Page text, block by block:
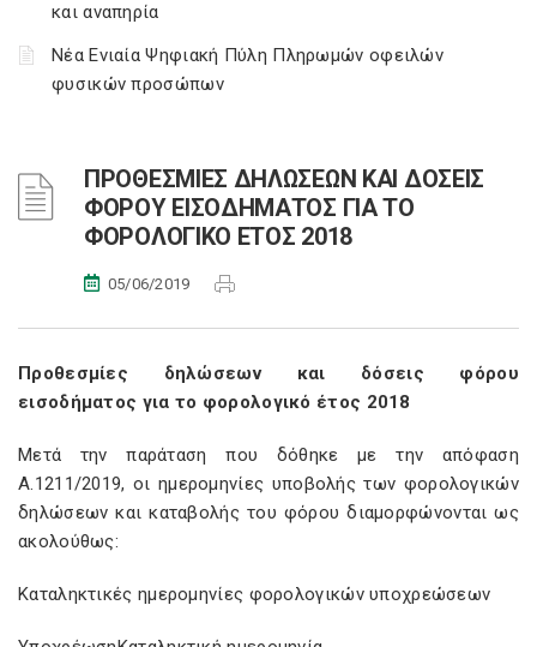
και αναπηρία
Νέα Ενιαία Ψηφιακή Πύλη Πληρωμών οφειλών
φυσικών προσώπων
ΠΡΟΘΕΣΜΙΕΣ ΔΗΛΩΣΕΩΝ ΚΑΙ ΔΟΣΕΙΣ
ΦΟΡΟΥ ΕΙΣΟΔΗΜΑΤΟΣ ΓΙΑ ΤΟ
ΦΟΡΟΛΟΓΙΚΟ ΕΤΟΣ 2018
05/06/2019
Προθεσμίες δηλώσεων και δόσεις φόρου
εισοδήματος για το φορολογικό έτος 2018
Μετά την παράταση που δόθηκε με την απόφαση
Α.1211/2019, οι ημερομηνίες υποβολής των φορολογικών
δηλώσεων και καταβολής του φόρου διαμορφώνονται ως
ακολούθως:
Καταληκτικές ημερομηνίες φορολογικών υποχρεώσεων